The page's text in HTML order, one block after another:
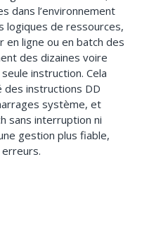
dans l’environnement
logiques de ressources,
ligne ou en batch des
des dizaines voire
instruction. Cela
instructions DD
système, et
sans interruption ni
gestion plus fiable,